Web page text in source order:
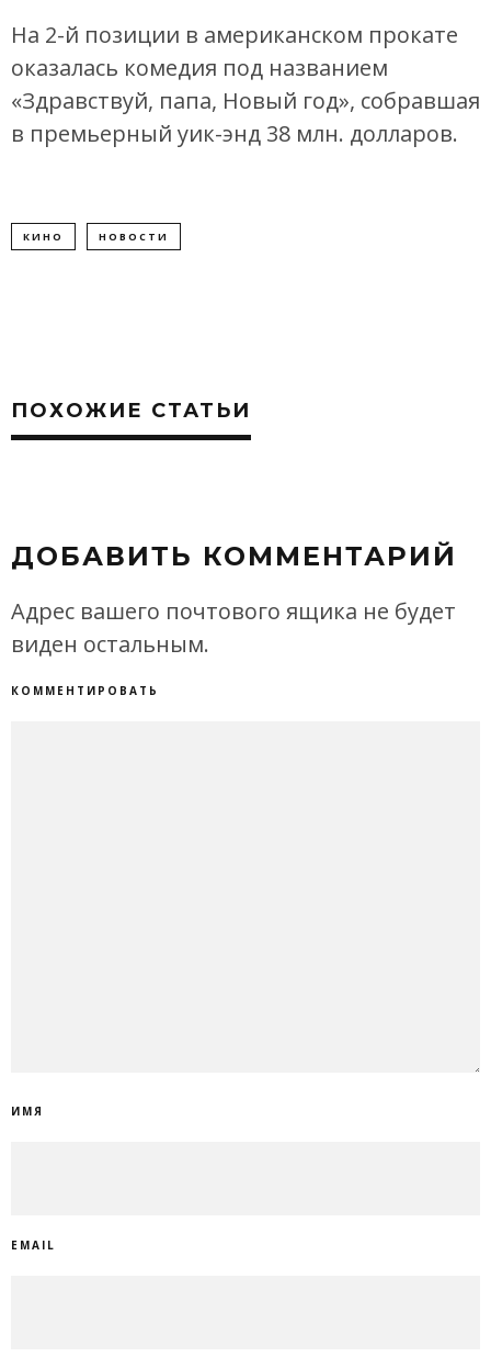
На 2-й позиции в американском прокате
оказалась комедия под названием
«Здравствуй, папа, Новый год», собравшая
в премьерный уик-энд 38 млн. долларов.
КИНО НОВОСТИ
ПОХОЖИЕ СТАТЬИ
ДОБАВИТЬ КОММЕНТАРИЙ
Адрес вашего почтового ящика не будет
виден остальным.
КОММЕНТИРОВАТЬ
ИМЯ
EMAIL